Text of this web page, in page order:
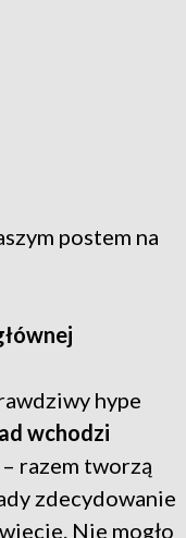
postem na
hype
wchodzi
– razem tworzą
zdecydowanie
Nie mogło